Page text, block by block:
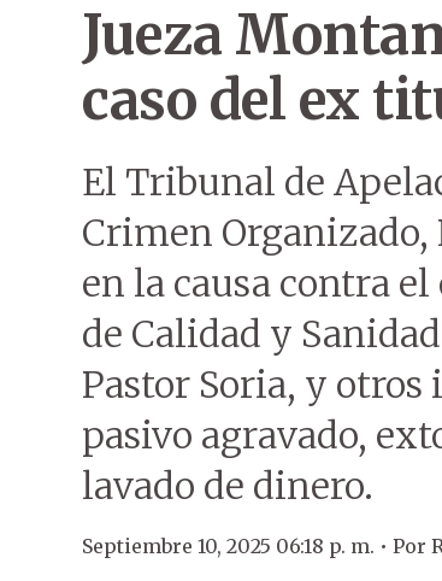
Jueza
caso del ex
El Tribunal de
Crimen
en la causa contra
de Calidad y
Pastor Soria, y
pasivo agravado,
lavado de dinero.
Septiembre 10, 2025 06:18 p. m. • Por